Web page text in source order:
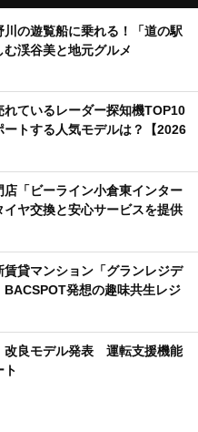
川の遊覧船に乗れる！「道の駅
渓谷美と地元グルメ
れているレーダー探知機TOP10
ートする人気モデルは？【2026
店「ビーライン小倉東インター
ヤ交換と安心サービスを提供
賃貸マンション「グランレジデ
発想の趣味共生レジ
改良モデル発表 運転支援機能
ト